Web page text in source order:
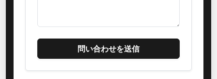
問い合わせを送信